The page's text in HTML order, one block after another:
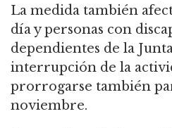
La medida también
día y personas con
dependientes de la
interrupción de la
prorrogarse también
noviembre.